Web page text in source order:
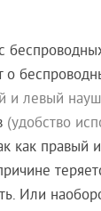
о
и левый
(удобство
как правый
Или